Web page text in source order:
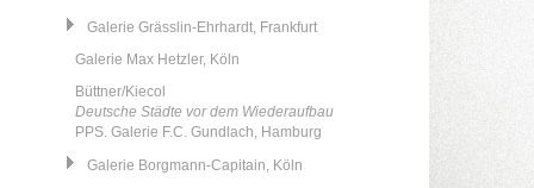
Galerie Grässlin-Ehrhardt, Frankfurt
Galerie Max Hetzler, Köln
Büttner/Kiecol
Deutsche Städte vor dem Wiederaufbau
PPS. Galerie F.C. Gundlach, Hamburg
Galerie Borgmann-Capitain, Köln